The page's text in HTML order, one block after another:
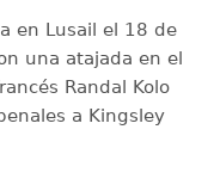
en Lusail el 18 de
una atajada en el
Randal Kolo
a Kingsley